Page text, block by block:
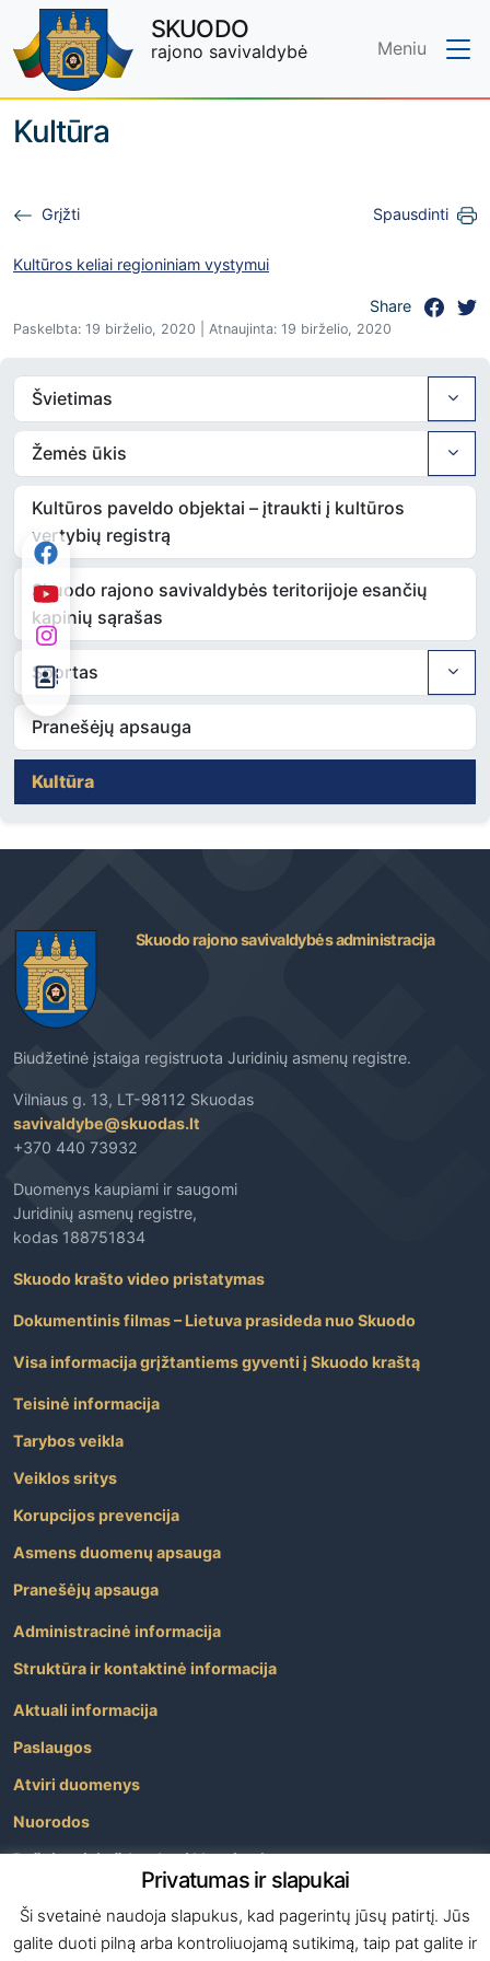
Skip to main content
SKUODO
rajono savivaldybė Meniu
Kultūra
Grįžti Spausdinti
Kultūros keliai regioniniam vystymui
Share
Paskelbta: 19 birželio, 2020 | Atnaujinta: 19 birželio, 2020
Švietimas
Žemės ūkis
Kultūros paveldo objektai – įtraukti į kultūros
vertybių registrą
Skuodo rajono savivaldybės teritorijoje esančių
kapinių sąrašas
Sportas
Pranešėjų apsauga
Kultūra
Skuodo rajono savivaldybės administracija
Biudžetinė įstaiga registruota Juridinių asmenų registre.
Vilniaus g. 13, LT-98112 Skuodas
savivaldybe@skuodas.lt
+370 440 73932
Duomenys kaupiami ir saugomi
Juridinių asmenų registre,
kodas 188751834
Skuodo krašto video pristatymas
Dokumentinis filmas – Lietuva prasideda nuo Skuodo
Visa informacija grįžtantiems gyventi į Skuodo kraštą
Teisinė informacija
Tarybos veikla
Veiklos sritys
Korupcijos prevencija
Asmens duomenų apsauga
Pranešėjų apsauga
Administracinė informacija
Struktūra ir kontaktinė informacija
Aktuali informacija
Paslaugos
Atviri duomenys
Nuorodos
Dažniausiai užduodami klausimai
Privatumas ir slapukai
Ši svetainė naudoja slapukus, kad pagerintų jūsų patirtį. Jūs
galite duoti pilną arba kontroliuojamą sutikimą, taip pat galite ir